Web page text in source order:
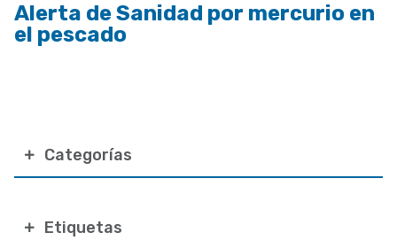
Categorías
Etiquetas
Alerta de Sanidad por mercurio en
el pescado